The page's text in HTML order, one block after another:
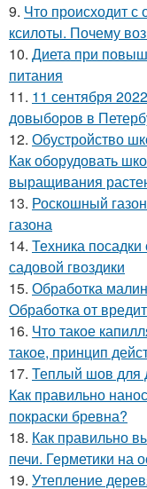
9. Что происходит с
ксилоты. Почему
10. Диета при
питания
11. 11 сентября
довыборов в
12. Обустройство
Как оборудовать
выращивания
13. Роскошный
газона
14. Техника
садовой гвоздики
15. Обработка
Обработка от
16. Что такое
такое, принцип
17. Теплый шов для
Как правильно
покраски бревна?
18. Как правильно
печи. Герметики на
19. Утепление